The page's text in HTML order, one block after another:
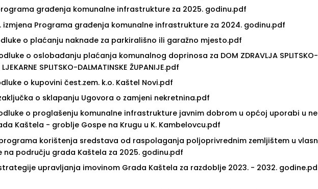
građenja komunalne infrastrukture za 2025. godinu.pdf
izmjena Programa građenja komunalne infrastrukture za 2024. godinu.pdf
o plaćanju naknade za parkirališno ili garažno mjesto.pdf
o oslobađanju plaćanja komunalnog doprinosa za DOM ZDRAVLJA SPLITSKO-
SPLITSKO-DALMATINSKE ŽUPANIJE.pdf
o kupovini čest.zem. k.o. Kaštel Novi.pdf
o sklapanju Ugovora o zamjeni nekretnina.pdf
o proglašenju komunalne infrastrukture javnim dobrom u općoj uporabi u ne
Kaštela - groblje Gospe na Krugu u K. Kambelovcu.pdf
korištenja sredstava od raspolaganja poljoprivrednim zemljištem u vlasn
na području grada Kaštela za 2025. godinu.pdf
upravljanja imovinom Grada Kaštela za razdoblje 2023. - 2032. godine.pd